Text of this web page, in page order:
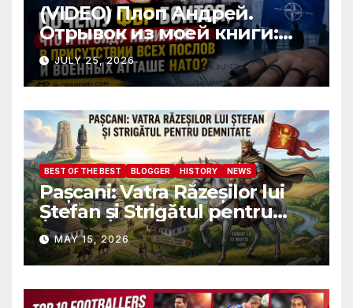
(VIDEO) Плоп Андрей.
Отрывок из моей книги:
Почему ФБР боится, что я
пройду полиграф в
присутствии всех послов и
военных атташе НАТО?
JULY 25, 2026
BEST OF THE BEST BLOGGER HISTORY NEWS
Pașcani: Vatra Răzeșilor lui
Ștefan și Strigătul pentru
Demnitate în Fața
Amalgamării
MAY 15, 2026